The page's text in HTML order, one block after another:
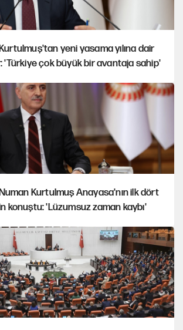
yeni yasama yılına dair
'Türkiye çok büyük bir avantaja sahip'
Kurtulmuş Anayasa'nın ilk dört
konuştu: 'Lüzumsuz zaman kaybı'